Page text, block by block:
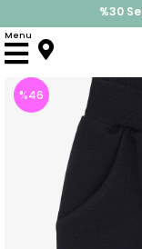
İndirimlere
Menu
Anasayfa
%46